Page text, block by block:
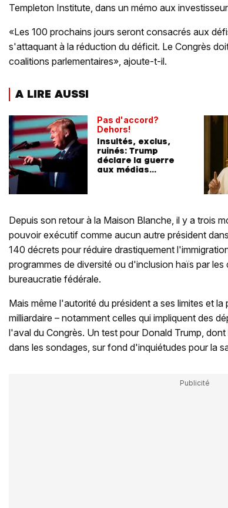
Templeton Institute, dans un mémo aux
«Les 100 prochains jours seront consacrés aux
s'attaquant à la réduction du déficit. Le Congrès
coalitions parlementaires», ajoute-t-il.
A LIRE AUSSI
Pas d'accord?
Dehors!
Insultés, exclus,
ruinés: Trump
déclare la guerre
aux médias
Depuis son retour à la Maison Blanche, il y a trois
pouvoir exécutif comme aucun autre président
140 décrets pour réduire drastiquement
programmes de diversité ou d'inclusion haïs par
bureaucratie fédérale.
Mais même l'autorité du président a ses limites et
milliardaire – notamment celles qui impliquent des
l'aval du Congrès. Un test pour Donald Trump,
dans les sondages, sur fond d'inquiétudes pour la